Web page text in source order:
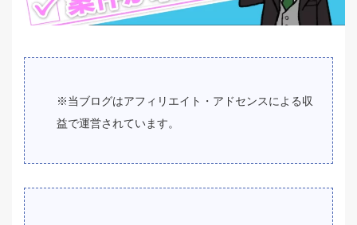
※当ブログはアフィリエイト・アドセンスによる収
益で運営されています。